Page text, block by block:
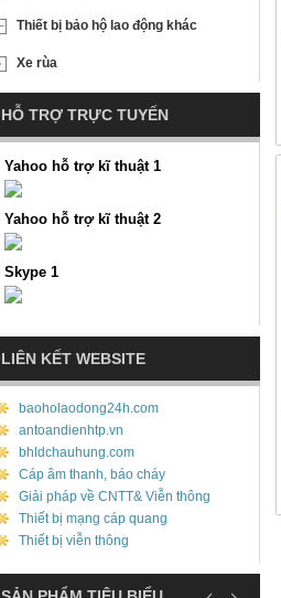
Thiết bị bảo hộ lao động khác
Xe rùa
HỖ TRỢ TRỰC TUYẾN
Yahoo hỗ trợ kĩ thuật 1
Yahoo hỗ trợ kĩ thuật 2
Skype 1
LIÊN KẾT WEBSITE
baoholaodong24h.com
antoandienhtp.vn
bhldchauhung.com
Cáp âm thanh, báo cháy
Giải pháp về CNTT& Viễn thông
Thiết bị mạng cáp quang
Thiết bị viễn thông